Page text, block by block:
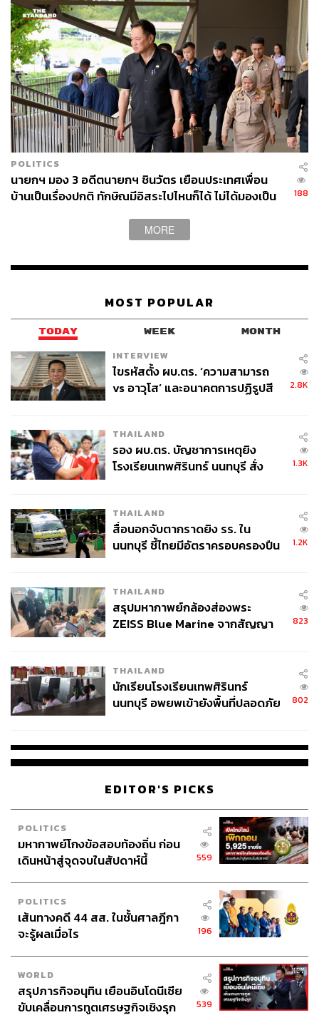
POLITICS
นายกฯ มอง 3 อดีตนายกฯ ชินวัตร เยือนประเทศเพื่อน
บ้านเป็นเรื่องปกติ ทักษิณมีอิสระไปไหนก็ได้ ไม่ได้มองเป็น
188
MORE
MOST POPULAR
TODAY WEEK MONTH
INTERVIEW
ไขรหัสตั้ง ผบ.ตร. ‘ความสามารถ
vs อาวุโส’ และอนาคตการปฏิรูปสี
2.8K
THAILAND
รอง ผบ.ตร. บัญชาการเหตุยิง
โรงเรียนเทพศิรินทร์ นนทบุรี สั่ง
1.3K
THAILAND
สื่อนอกจับตากราดยิง รร. ใน
นนทบุรี ชี้ไทยมีอัตราครอบครองปืน
1.2K
THAILAND
สรุปมหากาพย์กล้องส่องพระ
ZEISS Blue Marine จากสัญญา
จ่ายหนี้-แอบระบุแบรนด์
823
THAILAND
นักเรียนโรงเรียนเทพศิรินทร์
นนทบุรี อพยพเข้ายังพื้นที่ปลอดภัย
802
EDITOR'S PICKS
POLITICS
มหากาพย์โกงข้อสอบท้องถิ่น ก่อน
เดินหน้าสู่จุดจบในสัปดาห์นี้
559
POLITICS
เส้นทางคดี 44 สส. ในชั้นศาลฎีกา
จะรู้ผลเมื่อไร
196
WORLD
สรุปภารกิจอนุทิน เยือนอินโดนีเซีย
ขับเคลื่อนการทูตเศรษฐกิจเชิงรุก
539